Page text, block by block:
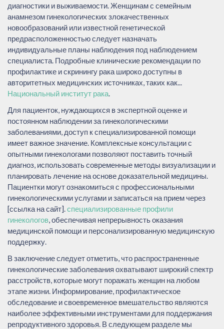
диагностики и выживаемости. Женщинам с семейным
анамнезом гинекологических злокачественных
новообразований или известной генетической
предрасположенностью следует назначать
индивидуальные планы наблюдения под наблюдением
специалиста. Подробные клинические рекомендации по
профилактике и скринингу рака широко доступны в
авторитетных медицинских источниках, таких как...
Национальный институт рака.
Для пациенток, нуждающихся в экспертной оценке и
постоянном наблюдении за гинекологическими
заболеваниями, доступ к специализированной помощи
имеет важное значение. Комплексные консультации с
опытными гинекологами позволяют поставить точный
диагноз, использовать современные методы визуализации и
планировать лечение на основе доказательной медицины.
Пациентки могут ознакомиться с профессиональными
гинекологическими услугами и записаться на прием через
[ссылка на сайт].специализированные профили
гинекологов, обеспечивая непрерывность оказания
медицинской помощи и персонализированную медицинскую
поддержку.
В заключение следует отметить, что распространенные
гинекологические заболевания охватывают широкий спектр
расстройств, которые могут поражать женщин на любом
этапе жизни. Информирование, профилактическое
обследование и своевременное вмешательство являются
наиболее эффективными инструментами для поддержания
репродуктивного здоровья. В следующем разделе мы